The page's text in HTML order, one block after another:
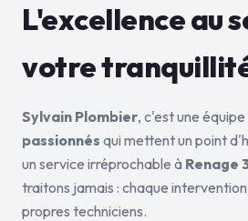
L'excellence au
votre
Sylvain Plombier, c'est une équipe
passionnés qui mettent un point
un service irréprochable à Renage
traitons jamais : chaque
propres techniciens.